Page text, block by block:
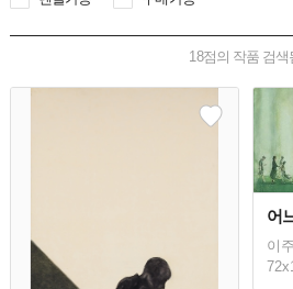
18점의 작품 검색
어
이